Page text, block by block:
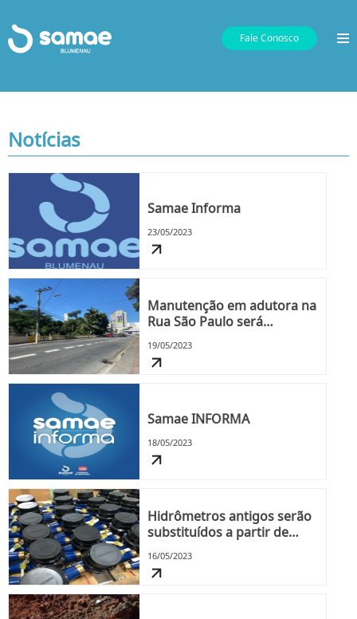
Fale Conosco
Notícias
Samae Informa
23/05/2023
Manutenção em adutora na
Rua São Paulo será
19/05/2023
Samae INFORMA
18/05/2023
Hidrômetros antigos serão
substituídos a partir de
16/05/2023